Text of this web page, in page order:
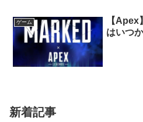
ゲーム
【
はいつ
新着記事